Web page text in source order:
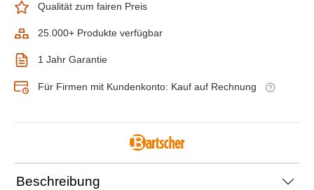
Qualität zum fairen Preis
25.000+ Produkte verfügbar
1 Jahr Garantie
Für Firmen mit Kundenkonto: Kauf auf Rechnung
Beschreibung